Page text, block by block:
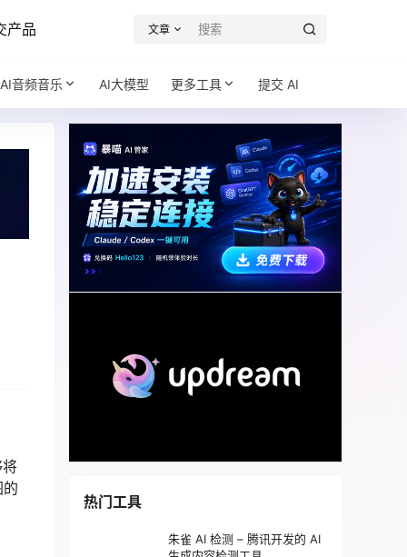
产品 文章
AI音频音乐 AI大模型 更多工具 提交 AI
热门工具
朱雀 AI 检测 – 腾讯开发的 AI